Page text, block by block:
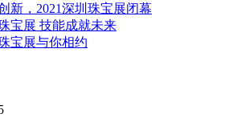
新，2021深圳珠宝展闭幕
宝展 技能成就未来
宝展与你相约